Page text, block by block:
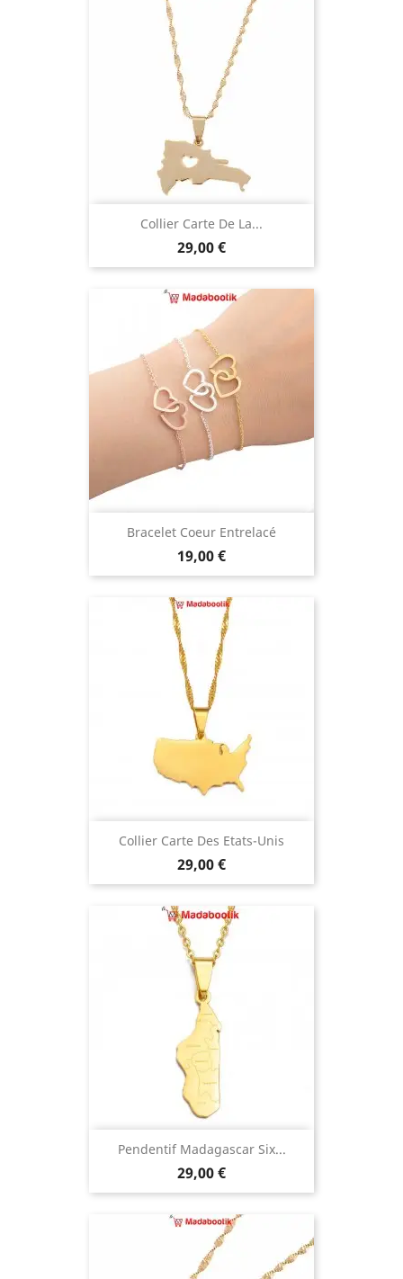
Collier Carte De La...
Prix
29,00 €
Bracelet Coeur Entrelacé
Prix
19,00 €
Collier Carte Des Etats-Unis
Prix
29,00 €
Pendentif Madagascar Six...
Prix
29,00 €